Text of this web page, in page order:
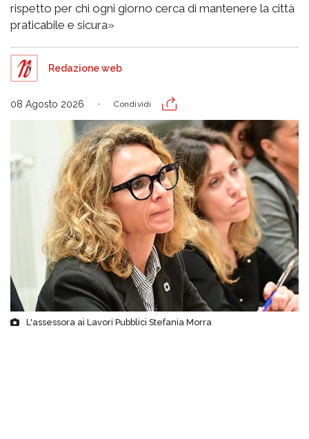
rispetto per chi ogni giorno cerca di mantenere la città
praticabile e sicura»
Redazione web
08 Agosto 2026 Condividi
L'assessora ai Lavori Pubblici Stefania Morra